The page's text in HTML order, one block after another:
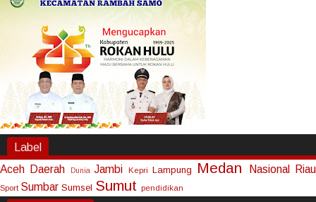
Label
Aceh Daerah Dunia Jambi Kepri Lampung Medan Nasional Riau
Sport Sumbar Sumsel Sumut pendidikan